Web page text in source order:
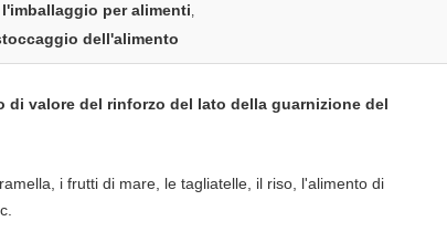
per alimenti,
dell'alimento
valore del rinforzo del lato della guarnizione del
i frutti di mare, le tagliatelle, il riso, l'alimento di